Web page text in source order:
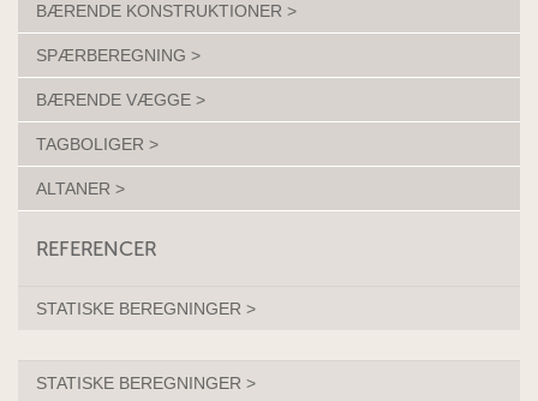
BÆRENDE KONSTRUKTIONER >
SPÆRBEREGNING >
BÆRENDE VÆGGE >
TAGBOLIGER >
ALTANER >
REFERENCER
STATISKE BEREGNINGER >
STATISKE BEREGNINGER >